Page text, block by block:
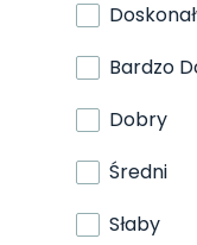
Bardzo
Dobry
Średni
Słaby